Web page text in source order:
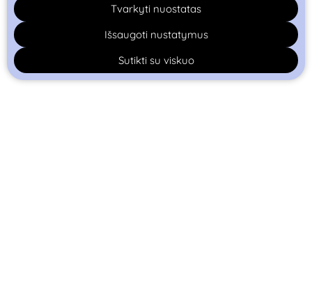
Tvarkyti nuostatas
Išsaugoti nustatymus
Sutikti su viskuo